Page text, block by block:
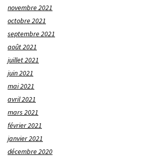
novembre 2021
octobre 2021
septembre 2021
août 2021
juillet 2021
juin 2021
mai 2021
avril 2021
mars 2021
février 2021
janvier 2021
décembre 2020